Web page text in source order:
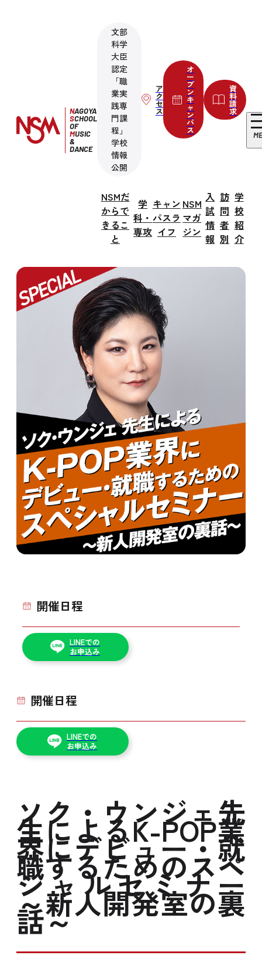
NAGOYA
SCHOOL
OF
MUSIC
&
DANCE
文部
科学
大臣
認定
「職
業実
践専
門課
程」
学校
情報
公開
ア
ク
セ
ス
オ
ー
プ
ン
キ
ャ
ン
パ
ス
資
料
請
求
NSMだ
からで
きるこ
と
学
科・
専攻
キャン
パスラ
イフ
NSM
マガ
ジン
入
試
情
報
訪
問
者
別
学
校
紹
介
開催日程
LINEでの
お申込み
開催日程
LINEでの
お申込み
ソク・ウンジェ先
生によるK-POP業
界にデビュー・就
職するためのスペ
シャルセミナー
～新人開発室の裏
話～